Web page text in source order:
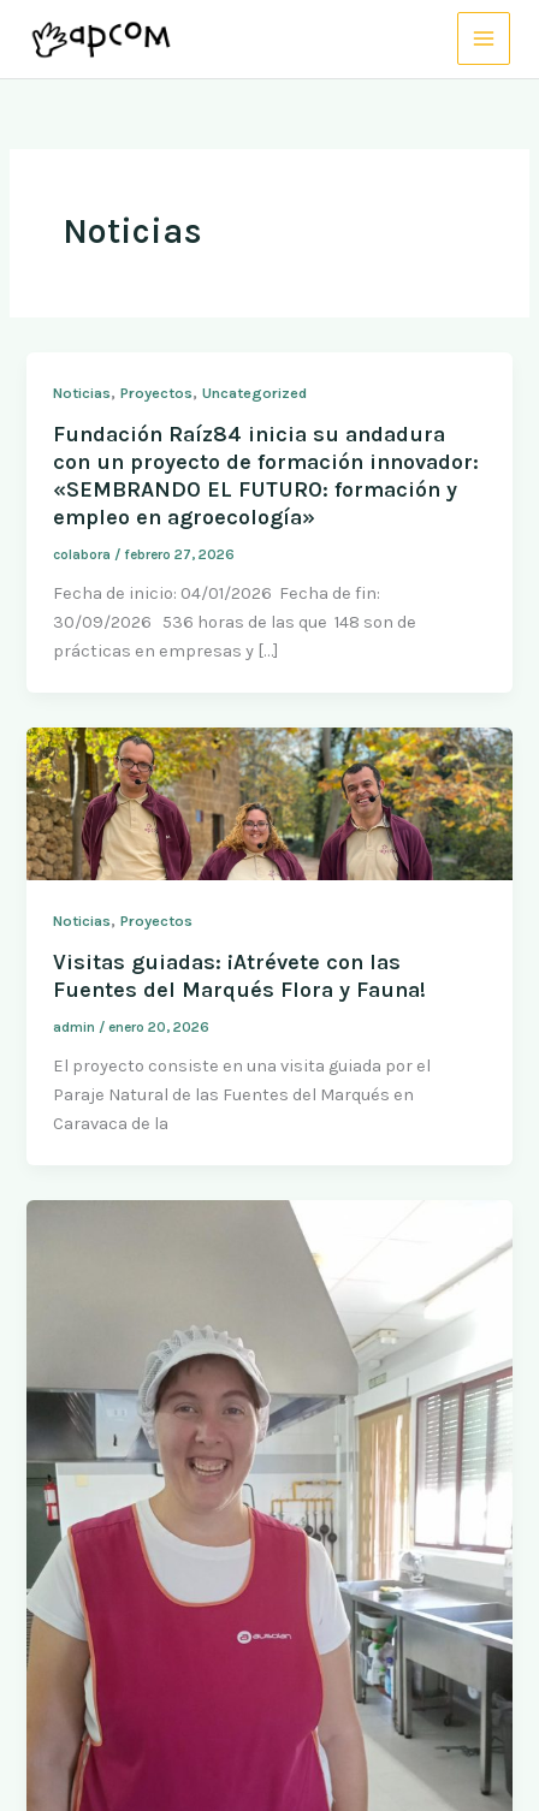
Noticias
Noticias,Proyectos,Uncategorized
Fundación Raíz84 inicia su andadura
con un proyecto de formación innovador:
«SEMBRANDO EL FUTURO: formación y
empleo en agroecología»
colabora / febrero 27, 2026
Fecha de inicio: 04/01/2026 Fecha de fin:
30/09/2026 536 horas de las que 148 son de
prácticas en empresas y […]
Noticias,Proyectos
Visitas guiadas: ¡Atrévete con las
Fuentes del Marqués Flora y Fauna!
admin /enero 20, 2026
El proyecto consiste en una visita guiada por el
Paraje Natural de las Fuentes del Marqués en
Caravaca de la